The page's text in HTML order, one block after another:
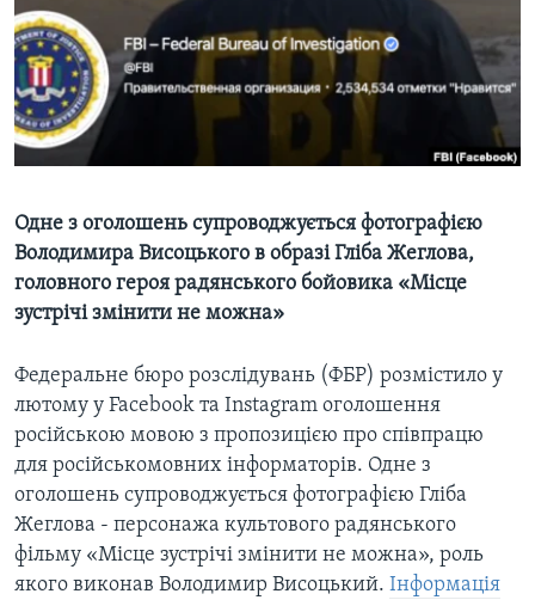
СУСПІЛЬСТВО
ЕКОНОМІКА
ІСТОРІЇ УСПІХУ УКРАЇНЦІВ
ТЕЛЕПРОГРАМИ
ЧАС-TIME
БРИФІНГ ГОЛОСУ АМЕРИКИ
ВІКНО В АМЕРИКУ
ПРАЙМ-ТАЙМ
ПОГЛЯД З ВАШИНГТОНА
ENGLISH
Learning English
МИ В СОЦМЕРЕЖАХ
Мови
Одне з оголошень супроводжується фотографією
Володимира Висоцького в образі Гліба Жеглова,
головного героя радянського бойовика «Місце
зустрічі змінити не можна»
Федеральне бюро розслідувань (ФБР) розмістило у
лютому у Facebook та Instagram оголошення
російською мовою з пропозицією про співпрацю
для російськомовних інформаторів. Одне з
оголошень супроводжується фотографією Гліба
Жеглова - персонажа культового радянського
фільму «Місце зустрічі змінити не можна», роль
якого виконав Володимир Висоцький. Інформація